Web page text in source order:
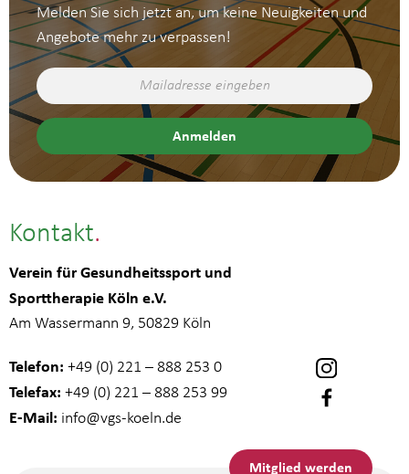
Melden Sie sich jetzt an, um keine Neuigkeiten und
Angebote mehr zu verpassen!
Kontakt
Verein für Gesundheitssport und
Sporttherapie Köln e.V.
Am Wassermann 9, 50829 Köln
Telefon: +49 (0) 221 – 888 253 0
Telefax: +49 (0) 221 – 888 253 99
E-Mail: info@vgs-koeln.de
Mitglied werden